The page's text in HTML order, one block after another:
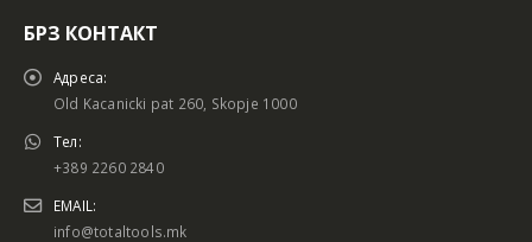
Батериски сет
БРЗ КОНТАКТ
Адреса:
Old Kacanicki pat 260, Skopje 1000
Тел:
+389 2260 2840
EMAIL:
info@totaltools.mk